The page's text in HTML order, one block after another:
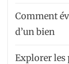
Comment
d’un bien
Explorer les